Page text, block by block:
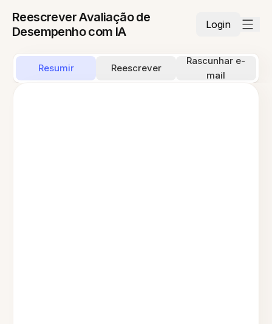
Reescrever Avaliação de
Desempenho com IA
Login
Resumir Reescrever
Rascunhar e-
mail